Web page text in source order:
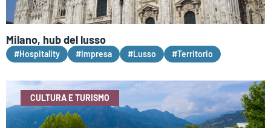
Milano, hub del lusso
#Hospitality #Impresa #Lusso #Territorio
CULTURA E TURISMO